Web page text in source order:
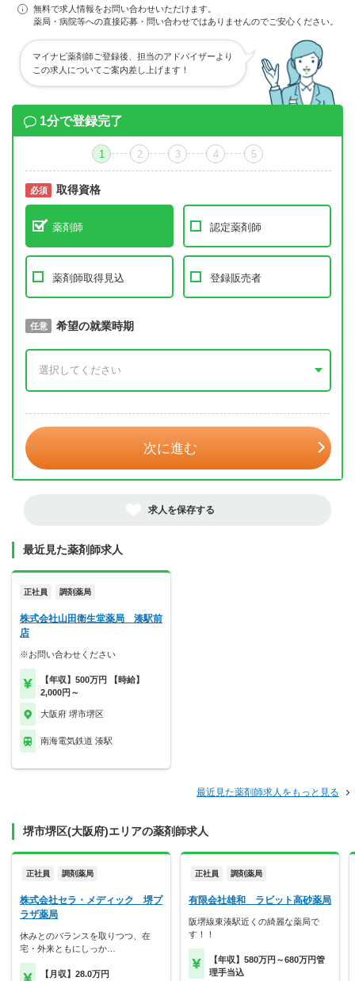
無料で求人情報をお問い合わせいただけます。
薬局・病院等への直接応募・問い合わせではありませんのでご安心ください。
マイナビ薬剤師ご登録後、担当のアドバイザーより
この求人についてご案内差し上げます！
1分で登録完了
1 2 3 4 5
必須 取得資格
薬剤師 認定薬剤師
薬剤師取得見込 登録販売者
必須 取得予定年
任意 希望の就業時期
次に進む
求人を保存する
最近見た薬剤師求人
正社員 調剤薬局
株式会社山田衛生堂薬局 湊駅前
店
※お問い合わせください
【年収】500万円 【時給】
2,000円～
大阪府 堺市堺区
南海電気鉄道 湊駅
最近見た薬剤師求人をもっと見る
堺市堺区(大阪府)エリアの薬剤師求人
正社員 調剤薬局
株式会社セラ・メディック 堺プ
ラザ薬局
休みとのバランスを取りつつ、在
宅・外来ともにしっか…
【月収】28.0万円
正社員 調剤薬局
有限会社雄和 ラビット高砂薬局
阪堺線東湊駅近くの綺麗な薬局で
す！！
【年収】580万円～680万円管
理手当込